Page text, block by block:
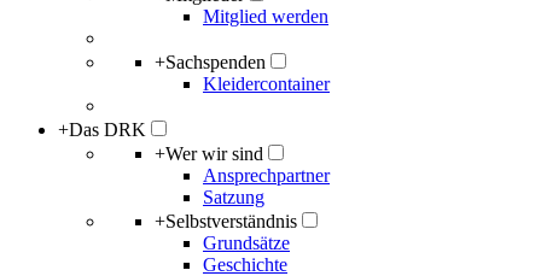
Mitglied werden
+Sachspenden
Kleidercontainer
+Das DRK
+Wer wir sind
Ansprechpartner
Satzung
+Selbstverständnis
Grundsätze
Geschichte